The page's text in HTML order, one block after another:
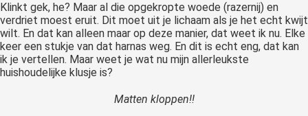
Klinkt gek, he? Maar al die opgekropte woede (razernij) en
verdriet moest eruit. Dit moet uit je lichaam als je het echt kwijt
wilt. En dat kan alleen maar op deze manier, dat weet ik nu. Elke
keer een stukje van dat harnas weg. En dit is echt eng, dat kan
ik je vertellen. Maar weet je wat nu mijn allerleukste
huishoudelijke klusje is?
Matten kloppen!!